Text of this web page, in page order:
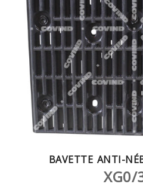
BAVETTE ANTI-
XG0/